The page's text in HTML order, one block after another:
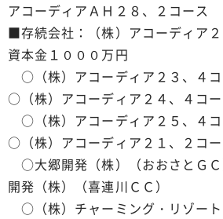
アコーディアＡＨ２８、２コース
■存続会社：（株）アコーディア２
資本金１０００万円
○（株）アコーディア２３
○（株）アコーディア２４、４コ
○（株）アコーディア２５
○（株）アコーディア２１、２コ
○大郷開発（株）（おおさ
開発（株）（喜連川ＣＣ）
○（株）チャーミング・リゾー